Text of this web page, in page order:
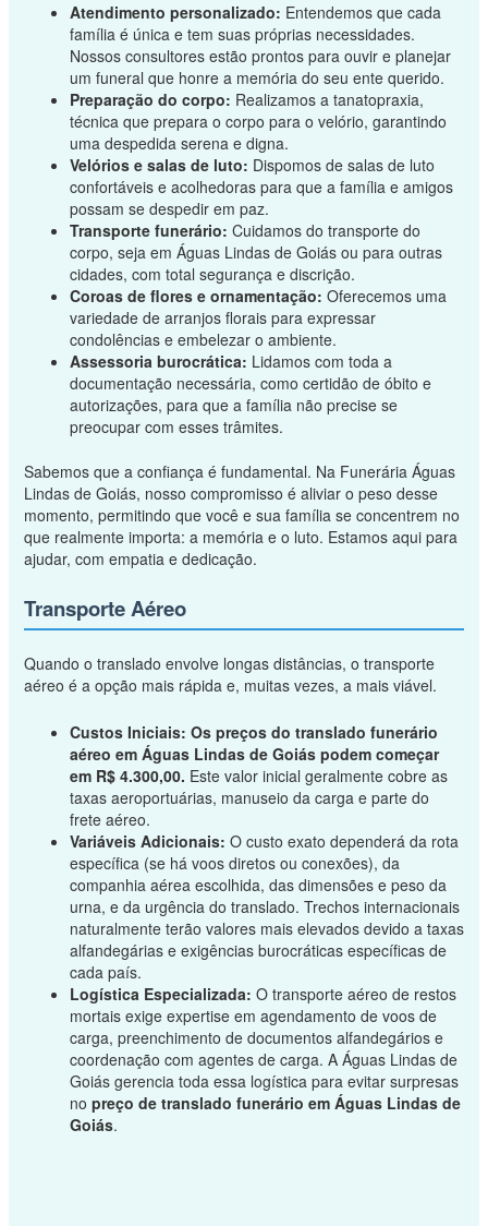
Atendimento personalizado: Entendemos que cada
família é única e tem suas próprias necessidades.
Nossos consultores estão prontos para ouvir e planejar
um funeral que honre a memória do seu ente querido.
Preparação do corpo: Realizamos a tanatopraxia,
técnica que prepara o corpo para o velório, garantindo
uma despedida serena e digna.
Velórios e salas de luto: Dispomos de salas de luto
confortáveis e acolhedoras para que a família e amigos
possam se despedir em paz.
Transporte funerário: Cuidamos do transporte do
corpo, seja em Águas Lindas de Goiás ou para outras
cidades, com total segurança e discrição.
Coroas de flores e ornamentação: Oferecemos uma
variedade de arranjos florais para expressar
condolências e embelezar o ambiente.
Assessoria burocrática: Lidamos com toda a
documentação necessária, como certidão de óbito e
autorizações, para que a família não precise se
preocupar com esses trâmites.
Sabemos que a confiança é fundamental. Na Funerária Águas
Lindas de Goiás, nosso compromisso é aliviar o peso desse
momento, permitindo que você e sua família se concentrem no
que realmente importa: a memória e o luto. Estamos aqui para
ajudar, com empatia e dedicação.
Transporte Aéreo
Quando o translado envolve longas distâncias, o transporte
aéreo é a opção mais rápida e, muitas vezes, a mais viável.
Custos Iniciais: Os preços do translado funerário
aéreo em Águas Lindas de Goiás podem começar
em R$ 4.300,00. Este valor inicial geralmente cobre as
taxas aeroportuárias, manuseio da carga e parte do
frete aéreo.
Variáveis Adicionais: O custo exato dependerá da rota
específica (se há voos diretos ou conexões), da
companhia aérea escolhida, das dimensões e peso da
urna, e da urgência do translado. Trechos internacionais
naturalmente terão valores mais elevados devido a taxas
alfandegárias e exigências burocráticas específicas de
cada país.
Logística Especializada: O transporte aéreo de restos
mortais exige expertise em agendamento de voos de
carga, preenchimento de documentos alfandegários e
coordenação com agentes de carga. A Águas Lindas de
Goiás gerencia toda essa logística para evitar surpresas
no preço de translado funerário em Águas Lindas de
Goiás.